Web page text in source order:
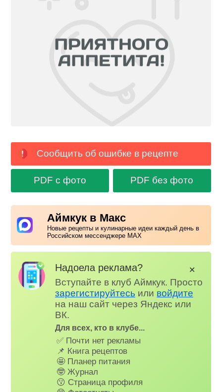
Сообщить об ошибке в рецепте
PDF с фото PDF без фото
Аймкук в Макс
Новые рецепты и кулинарные идеи каждый день в
Российском мессенджере MAX
Надоела реклама?
Вступайте в клуб Аймкук. Просто
зарегистируйтесь или войдите
на наш сайт через Яндекс или
ВК.
Для всех, кто в клубе...
✅ Почти нет рекламы
📌 Книга рецептов
🤩 Планер питания
🤓 Журнал
😗 Страница профиля
✕